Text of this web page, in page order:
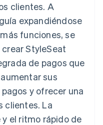
y ocio
sin
socio
clientes. A
expandiéndose
funciones, se
StyleSeat
de pagos que
sus
y ofrecer una
clientes. La
el ritmo rápido de